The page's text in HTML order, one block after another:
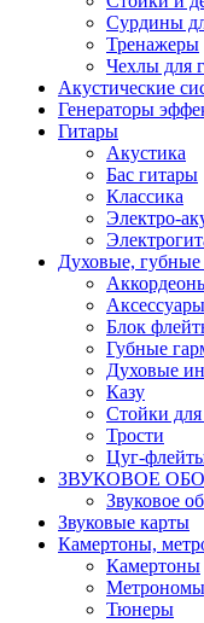
Сурдины
Тренажеры
Чехлы для
Акустические
Генераторы
Гитары
Акустика
Бас гитары
Классика
Электро-
Духовые,
Блок
Губные
Духовые
Казу
Стойки для
Трости
Цуг-
ЗВУКОВОЕ
Звуковое
Звуковые карты
Камертоны,
Камертоны
Тюнеры